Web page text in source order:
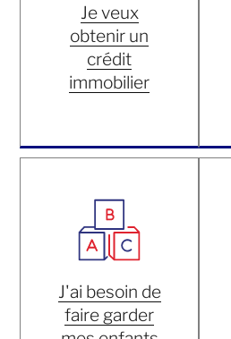
Je veux
obtenir un
crédit
immobilier
J'ai besoin de
faire garder